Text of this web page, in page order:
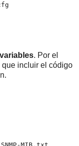
. Por el
que incluir el código